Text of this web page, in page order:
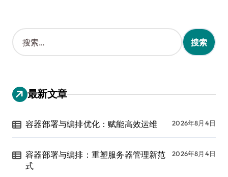
搜
索
：
最新文章
容器部署与编排优化：赋能高效运维 2026年8月4日
容器部署与编排：重塑服务器管理新范
式
2026年8月4日